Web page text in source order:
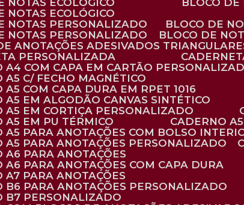
NOTAS ECOLÓGICO
BLOCO
NOTAS ECOLÓGICO
NOTAS PERSONALIZADO
BLOCO DE
NOTAS PERSONALIZADO
BLOCO DE
DE ANOTAÇÕES ADESIVADOS
PERSONALIZADA
A4 COM CAPA EM CARTÃO
A5 C/ FECHO MAGNÉTICO
A5 COM CAPA DURA EM RPET 1016
A5 EM ALGODÃO CANVAS SINTÉTICO
A5 EM CORTIÇA PERSONALIZADO
A5 EM PU TÉRMICO
CADERNO
A5 PARA ANOTAÇÕES COM BOLSO
A5 PARA ANOTAÇÕES PERSONALIZADO
A6 PARA ANOTAÇÕES
A6 PARA ANOTAÇÕES COM CAPA DURA
A7 PARA ANOTAÇÕES
B6 PARA ANOTAÇÕES PERSONALIZADO
B7 PERSONALIZADO